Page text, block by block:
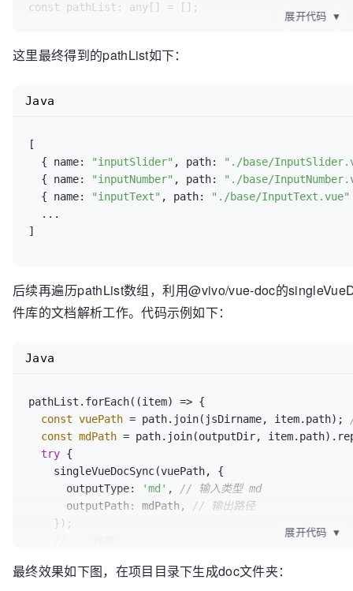
const pathList: any[] = [];
traverse(ast, {
    enter(path, state) {
      pathList.push({
        path: path.parent.source.value,
// 组件导
的./xxx/../xxx.vue
        name: path.node.exported.name,
// 组件导出
      });
    },
// do something
  },
展开代码 ▼
这里最终得到的pathList如下：
[
  { name:
"inputSlider" , path:
"./base/
  { name:
"inputNumber" , path:
"./base/
  { name:
"inputText" , path: "./base/InputText.vue"
Java
后续再遍历pathList数组，利用@vivo/vue-doc的
件库的文档解析工作。代码示例如下：
pathList.forEach((item) => {
const vuePath = path.join(jsDirname, item.path);
const mdPath = path.join(outputDir,
try {
      outputType:
'md' ,
// 输入类型 md
      outputPath: mdPath,
// 输出路径
// todo 如果遇到@vivo/vue-doc处理不了的组件，暂时跳
Java
展开代码 ▼
最终效果如下图，在项目目录下生成doc文件夹：